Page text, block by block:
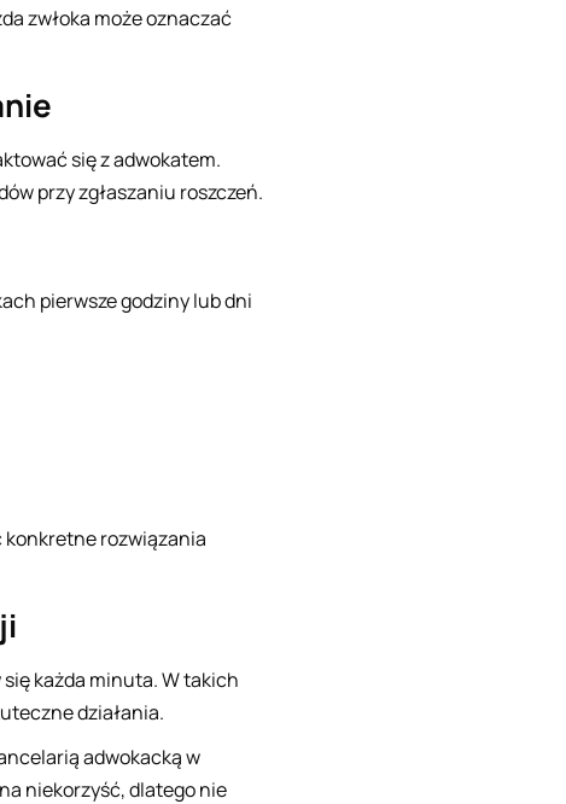
zwłoka może oznaczać
się z adwokatem.
przy zgłaszaniu roszczeń.
pierwsze godziny lub dni
konkretne rozwiązania
każda minuta. W takich
działania.
adwokacką w
niekorzyść, dlatego nie